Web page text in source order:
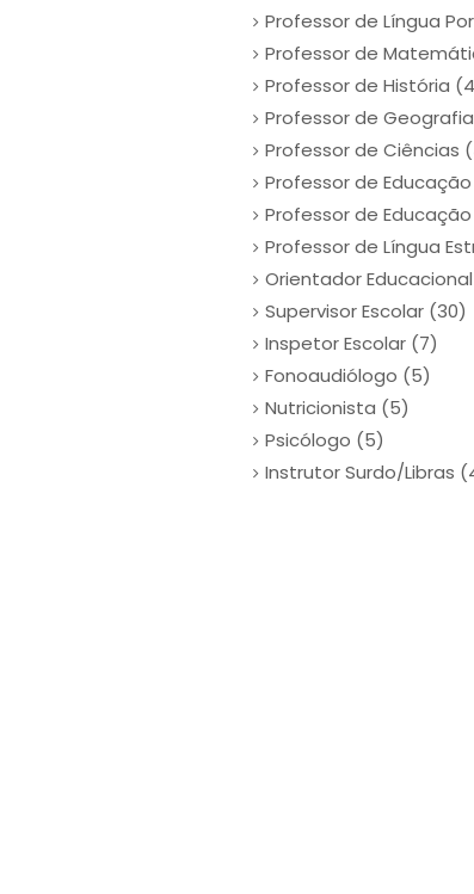
Professor de Língua
Professor de
Professor de História
Professor de
Professor de Ciências
Professor de
Professor de
Professor de Língua
Orientador
Supervisor Escolar (30)
Inspetor Escolar (7)
Fonoaudiólogo (5)
Nutricionista (5)
Psicólogo (5)
Instrutor Surdo/Libras